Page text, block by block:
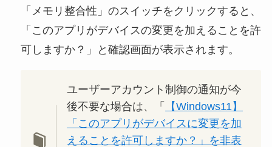
「メモリ整合性」のスイッチをクリックすると、
「このアプリがデバイスの変更を加えることを許
可しますか？」と確認画面が表示されます。
ユーザーアカウント制御の通知が今
後不要な場合は、「
【Windows11】
「このアプリがデバイスに変更を加
えることを許可しますか？」を非表